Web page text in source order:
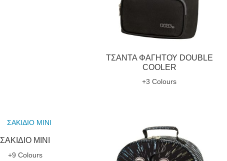
ΤΣΑΝΤΑ ΦΑΓΗΤΟΥ DOUBLE
COOLER
+3 Colours
ΣΑΚΙΔΙΟ MINI
+9 Colours